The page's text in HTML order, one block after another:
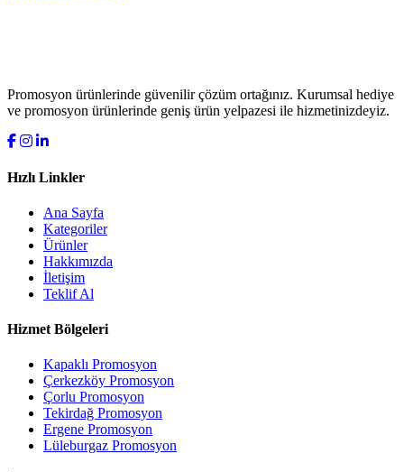
Promosyon ürünlerinde güvenilir çözüm ortağınız. Kurumsal hediye
ve promosyon ürünlerinde geniş ürün yelpazesi ile hizmetinizdeyiz.
Hızlı Linkler
Ana Sayfa
Kategoriler
Ürünler
Hakkımızda
İletişim
Teklif Al
Hizmet Bölgeleri
Kapaklı Promosyon
Çerkezköy Promosyon
Çorlu Promosyon
Tekirdağ Promosyon
Ergene Promosyon
Lüleburgaz Promosyon